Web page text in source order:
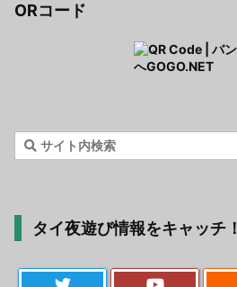
ORコード
タイ夜遊び情報をキャッチ！